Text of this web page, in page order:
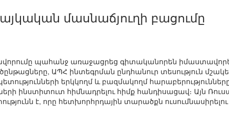
մասնաճյուղի բացումը
պահանջ առաջացրեց գիտականորեն
ԱՊՀ ինտեգրման ընդհանուր տեսություն
երկկողմ և բազմակողմ
ինստիտուտ հիմնադրելու հիմք հանդիսացավ։ Այն
է, որը հետխորհրդային տարածքն